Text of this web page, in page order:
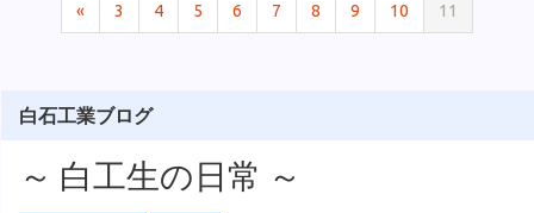
« 3 4 5 6 7 8 9 10 11
白石工業ブログ
～ 白工生の日常 ～